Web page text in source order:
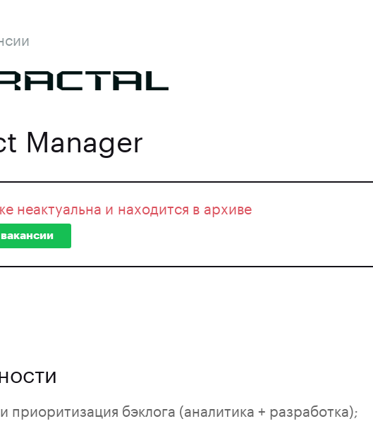
Manager
неактуальна и находится в архиве
приоритизация бэклога (аналитика + разработка);